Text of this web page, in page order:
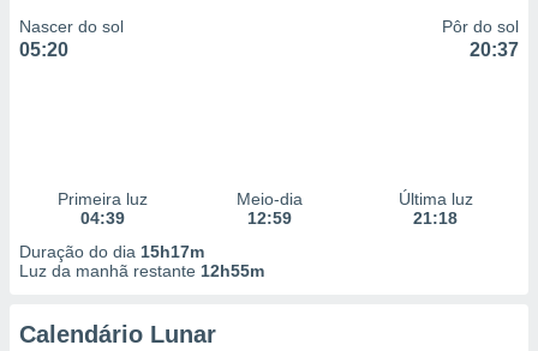
Nascer do sol
05:20
Pôr do sol
20:37
Primeira luz
04:39
Meio-dia
12:59
Última luz
21:18
Duração do dia 15h17m
Luz da manhã restante 12h55m
Calendário Lunar